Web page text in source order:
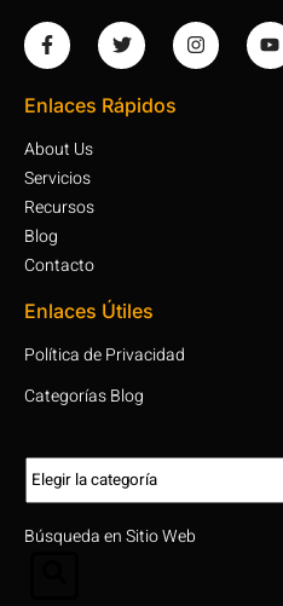
Enlaces Rápidos
About Us
Servicios
Recursos
Blog
Contacto
Enlaces Útiles
Política de Privacidad
Categorías Blog
Búsqueda en Sitio Web